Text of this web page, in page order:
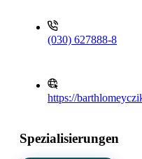
(030) 627888-8
https://
Spezialisierungen